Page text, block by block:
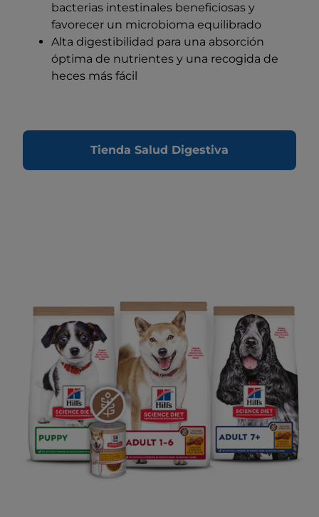
bacterias intestinales beneficiosas y
favorecer un microbioma equilibrado
Alta digestibilidad para una absorción
óptima de nutrientes y una recogida de
heces más fácil
Tienda Salud Digestiva